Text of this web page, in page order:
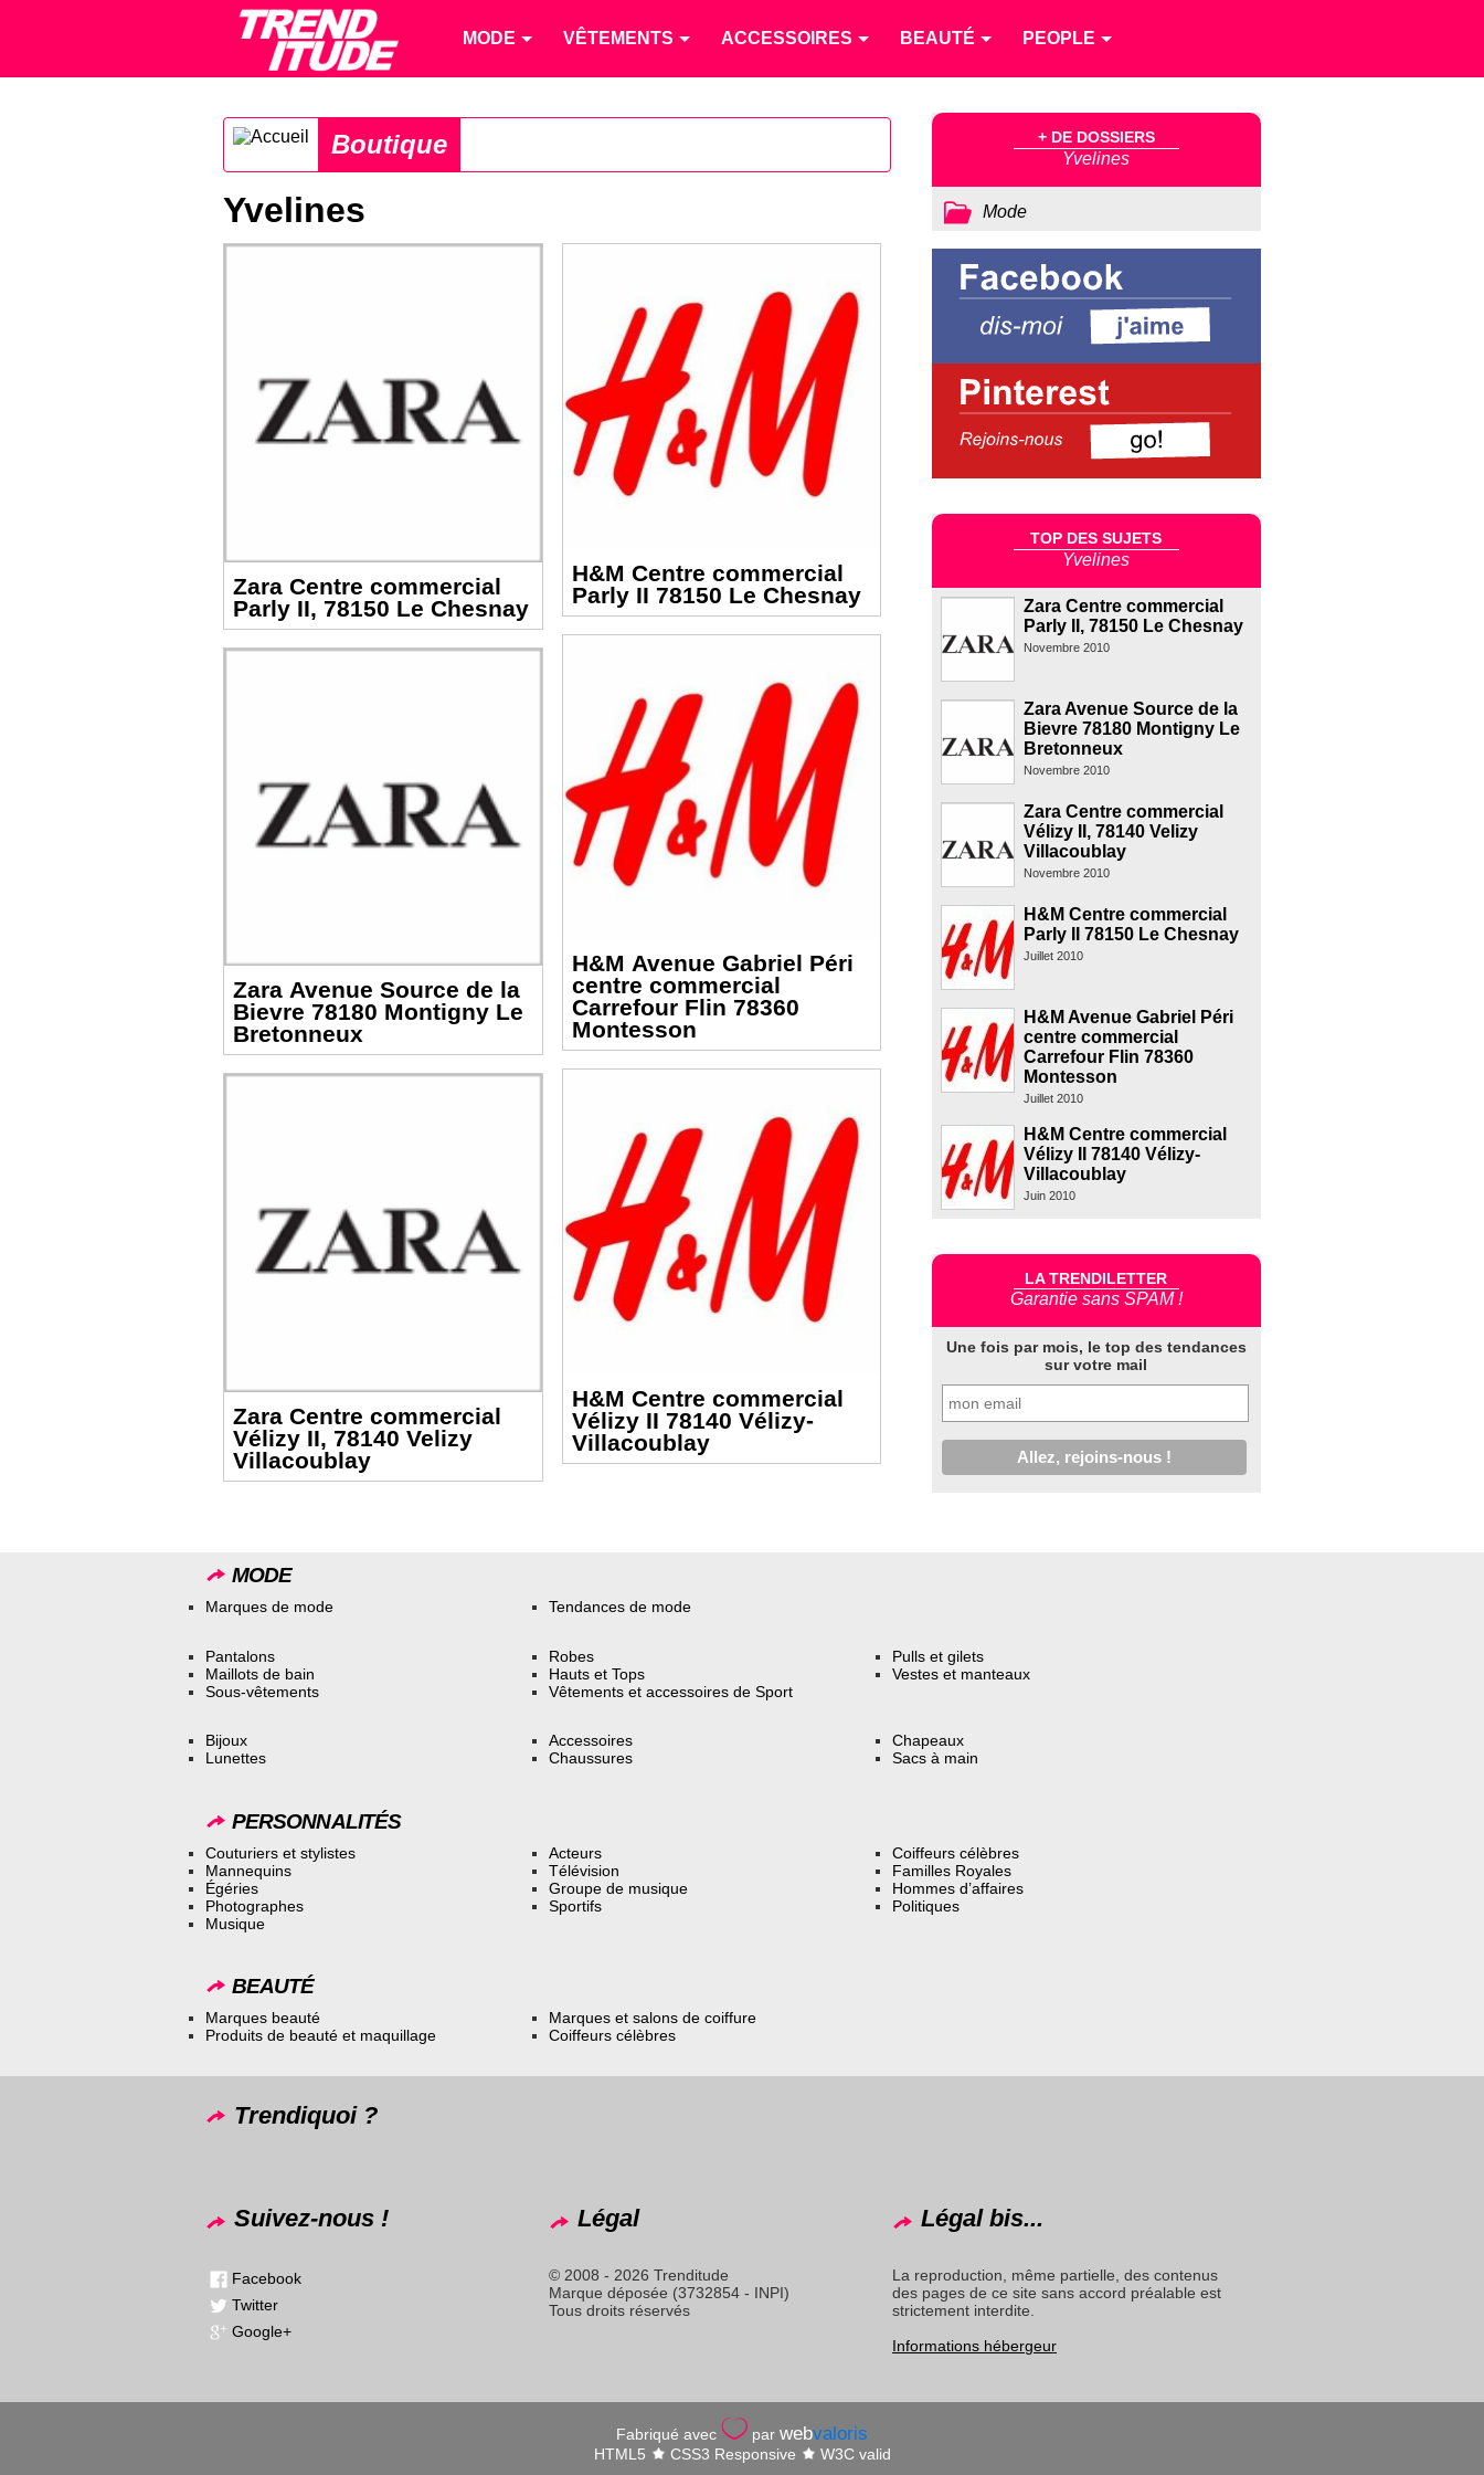
MODE VÊTEMENTS ACCESSOIRES BEAUTÉ PEOPLE
Boutique
Yvelines
Zara Centre commercial
Parly II, 78150 Le Chesnay
Zara Avenue Source de la
Bievre 78180 Montigny Le
Bretonneux
Zara Centre commercial
Vélizy II, 78140 Velizy
Villacoublay
H&M Centre commercial
Parly II 78150 Le Chesnay
H&M Avenue Gabriel Péri
centre commercial
Carrefour Flin 78360
Montesson
H&M Centre commercial
Vélizy II 78140 Vélizy-
Villacoublay
+ DE DOSSIERS
Yvelines
Mode
TOP DES SUJETS
Yvelines
Zara Centre commercial
Parly II, 78150 Le Chesnay
Novembre 2010
Zara Avenue Source de la
Bievre 78180 Montigny Le
Bretonneux
Novembre 2010
Zara Centre commercial
Vélizy II, 78140 Velizy
Villacoublay
Novembre 2010
H&M Centre commercial
Parly II 78150 Le Chesnay
Juillet 2010
H&M Avenue Gabriel Péri
centre commercial
Carrefour Flin 78360
Montesson
Juillet 2010
H&M Centre commercial
Vélizy II 78140 Vélizy-
Villacoublay
Juin 2010
LA TRENDILETTER
Garantie sans SPAM !
Une fois par mois, le top des tendances
sur votre mail
MODE
Marques de mode Tendances de mode
Pantalons
Maillots de bain
Sous-vêtements
Robes
Hauts et Tops
Vêtements et accessoires de Sport
Pulls et gilets
Vestes et manteaux
Bijoux
Lunettes
Accessoires
Chaussures
Chapeaux
Sacs à main
PERSONNALITÉS
Couturiers et stylistes
Mannequins
Égéries
Photographes
Musique
Acteurs
Télévision
Groupe de musique
Sportifs
Coiffeurs célèbres
Familles Royales
Hommes d’affaires
Politiques
BEAUTÉ
Marques beauté
Produits de beauté et maquillage
Marques et salons de coiffure
Coiffeurs célèbres
Trendiquoi ?
Suivez-nous !
Facebook
Twitter
Google+
Légal
© 2008 - 2026 Trenditude
Marque déposée (3732854 - INPI)
Tous droits réservés
Légal bis...
La reproduction, même partielle, des contenus
des pages de ce site sans accord préalable est
strictement interdite.
Informations hébergeur
Fabriqué avec par webvaloris
HTML5 CSS3 Responsive W3C valid